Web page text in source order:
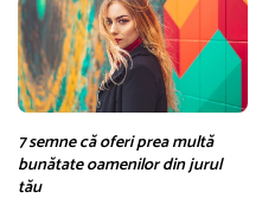
7 semne că oferi prea multă
bunătate oamenilor din jurul
tău